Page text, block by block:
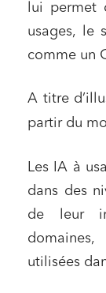
lui permet
usages, le
comme un
A titre
partir du
Les IA à
dans des
de leur
utilisées